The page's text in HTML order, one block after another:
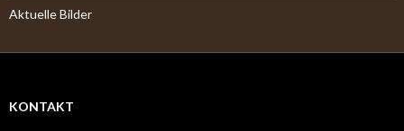
Aktuelle Bilder
KONTAKT